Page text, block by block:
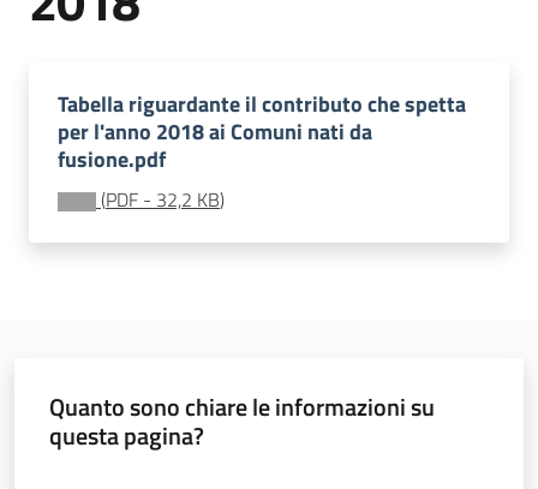
Comuni
degli
Enti
locali
Regione
Tabella riguardante il contributo che spetta
per l'anno 2018 ai Comuni nati da
fusione.pdf
(PDF - 32,2 KB)
Quanto sono chiare le informazioni su
questa pagina?